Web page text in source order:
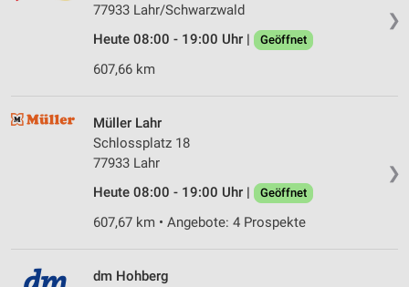
❯
77933 Lahr/Schwarzwald
Heute 08:00 - 19:00 Uhr |
Geöffnet
607,66 km
❯
Müller Lahr
Schlossplatz 18
77933 Lahr
Heute 08:00 - 19:00 Uhr |
Geöffnet
607,67 km • Angebote: 4 Prospekte
dm Hohberg